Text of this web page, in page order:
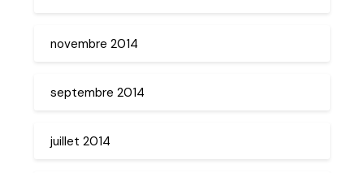
novembre 2014
septembre 2014
juillet 2014